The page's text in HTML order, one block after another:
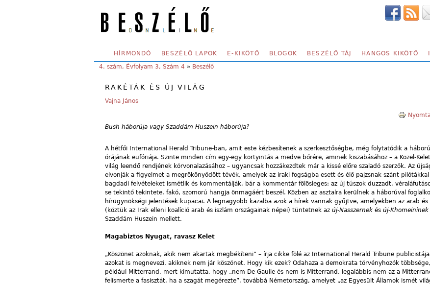
SECONDARY MENU
HÍRMONDÓ BESZÉLŐ LAPOK E-KIKÖTŐ BLOGOK BESZÉLŐ TÁJ HANGOS KIKÖTŐ
YOU ARE HERE:
4. szám, Évfolyam 3, Szám 4 » Beszélő
RAKÉTÁK ÉS ÚJ VILÁG
Vajna János
Bush háborúja vagy Szaddám Huszein háborúja?
A hétfői International Herald Tribune-ban, amit este kézbesítenek a szerkesztőségbe, még folytatódik a
órájának eufóriája. Szinte minden cím egy-egy kortyintás a medve bőrére, aminek kiszabásához – a Közel-
világ leendő rendjének körvonalazásához – ugyancsak hozzákezdtek már a kissé előre szaladó szerzők. Az
elvonják a figyelmet a megrökönyödött tévék, amelyek az iraki fogságba esett és élő pajzsnak szánt
bagdadi felvételeket ismétlik és kommentálják, bár a kommentár fölösleges: az új túszok duzzadt,
se tekintő tekintete, fakó, szomorú hangja önmagáért beszél. Közben az asztalra kerülnek a háborúval
hírügynökségi jelentések kupacai. A legnagyobb kazalba azok a hírek vannak gyűjtve, amelyekben az arab és
(köztük az Irak elleni koalíció arab és iszlám országainak népei) tüntetnek az új-Nasszernek és új-Khomeininek
Szaddám Huszein mellett.
Magabiztos Nyugat, ravasz Kelet
„Köszönet azoknak, akik nem akartak megbékíteni” – írja cikke fölé az International Herald Tribune
azokat is megnevezi, akiknek nem jár köszönet. Hogy kik ezek? Odahaza a demokrata törvényhozók
például Mitterrand, mert kimutatta, hogy „nem De Gaulle és nem is Mitterrand, legalábbis nem az a
felismerte a fasisztát, ha a szagát megérezte”, továbbá Németország, amelyet „az Egyesült Államok ismét